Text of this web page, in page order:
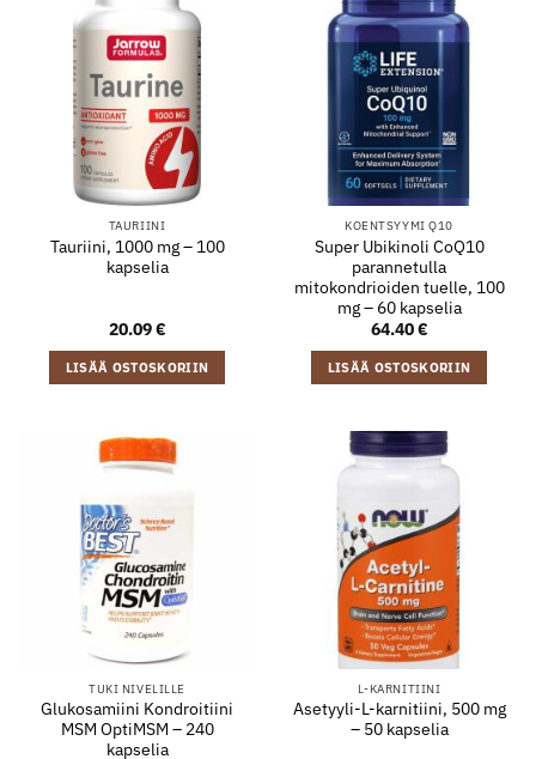
TAURIINI
Tauriini, 1000 mg – 100
kapselia
20.09€
LISÄÄ OSTOSKORIIN
KOENTSYYMI Q10
Super Ubikinoli CoQ10
parannetulla
mitokondrioiden tuelle, 100
mg – 60 kapselia
64.40€
LISÄÄ OSTOSKORIIN
TUKI NIVELILLE
Glukosamiini Kondroitiini
MSM OptiMSM – 240
kapselia
L-KARNITIINI
Asetyyli-L-karnitiini, 500 mg
– 50 kapselia